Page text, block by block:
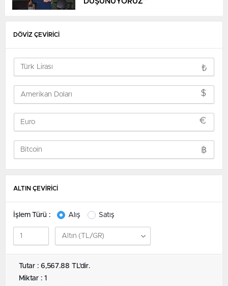
DÖVİZ ÇEVİRİCİ
₺
$
€
฿
ALTIN ÇEVİRİCİ
İşlem Türü : Alış Satış
Tutar : 6,567.88 TL'dir.
Miktar : 1